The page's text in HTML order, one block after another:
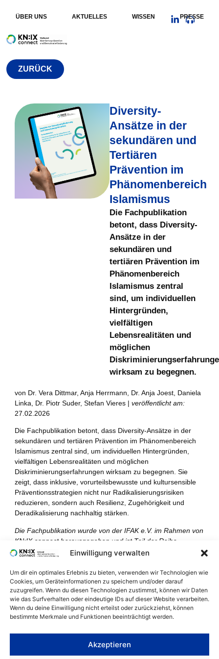
Einwilligung verwalten
Um dir ein optimales Erlebnis zu bieten, verwenden wir Technologien wie
Cookies, um Geräteinformationen zu speichern und/oder darauf
zuzugreifen. Wenn du diesen Technologien zustimmst, können wir Daten
wie das Surfverhalten oder eindeutige IDs auf dieser Website verarbeiten.
Wenn du deine Einwilligung nicht erteilst oder zurückziehst, können
bestimmte Merkmale und Funktionen beeinträchtigt werden.
Akzeptieren
ÜBER UNS AKTUELLES WISSEN PRESSE
ZURÜCK
Diversity-
Ansätze in der
sekundären und
Tertiären
Prävention im
Phänomenbereich
Islamismus
Die Fachpublikation
betont, dass Diversity-
Ansätze in der
sekundären und
tertiären Prävention im
Phänomenbereich
Islamismus zentral
sind, um individuellen
Hintergründen,
vielfältigen
Lebensrealitäten und
möglichen
wirksam zu begegnen.
von Dr. Vera Dittmar, Anja Herrmann, Dr. Anja Joest, Daniela
Linka, Dr. Piotr Suder, Stefan Vieres | veröffentlicht am:
27.02.2026
Die Fachpublikation betont, dass Diversity-Ansätze in der
sekundären und tertiären Prävention im Phänomenbereich
Islamismus zentral sind, um individuellen Hintergründen,
vielfältigen Lebensrealitäten und möglichen
Diskriminierungserfahrungen wirksam zu begegnen. Sie
zeigt, dass inklusive, vorurteilsbewusste und kultursensible
Präventionsstrategien nicht nur Radikalisierungsrisiken
reduzieren, sondern auch Resilienz, Zugehörigkeit und
Deradikalisierung nachhaltig stärken.
Die Fachpublikation wurde von der IFAK e.V. im Rahmen von
KN:IX connect herausgegeben und ist Teil der Reihe
„Impulse zur Demokratieförderung und
Jetzt lesen